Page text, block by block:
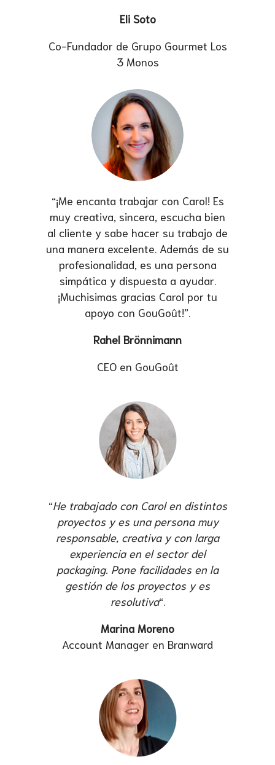
Eli Soto
Co-Fundador de Grupo Gourmet Los
3 Monos
“¡Me encanta trabajar con Carol! Es
muy creativa, sincera, escucha bien
al cliente y sabe hacer su trabajo de
una manera excelente. Además de su
profesionalidad, es una persona
simpática y dispuesta a ayudar.
¡Muchisimas gracias Carol por tu
apoyo con GouGoût!”.
Rahel Brönnimann
CEO en GouGoût
“He trabajado con Carol en distintos
proyectos y es una persona muy
responsable, creativa y con larga
experiencia en el sector del
packaging. Pone facilidades en la
gestión de los proyectos y es
resolutiva“.
Marina Moreno
Account Manager en Branward